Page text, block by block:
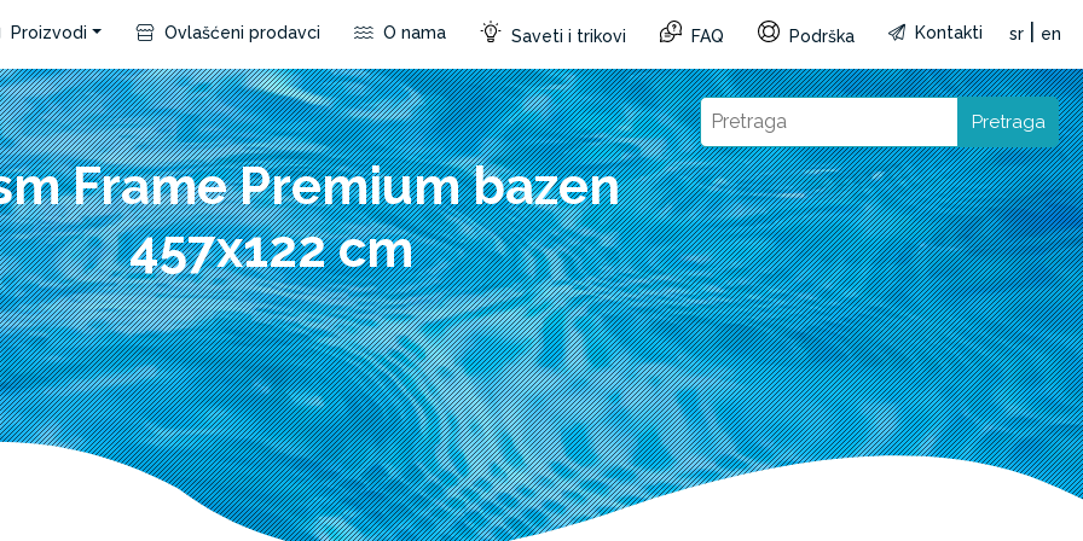
Proizvodi Ovlašćeni prodavci O nama Saveti i trikovi FAQ Podrška Kontakti sr en
Pretraga
Frame Premium bazen
457x122 cm